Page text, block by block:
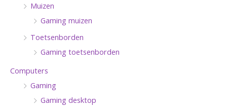
Muizen
Gaming muizen
Toetsenborden
Gaming toetsenborden
Computers
Gaming
Gaming desktop